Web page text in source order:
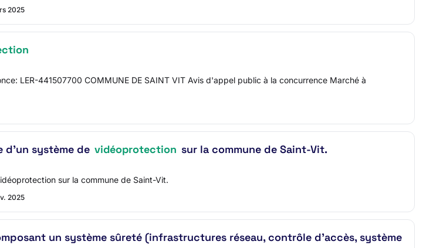
2025
LER-441507700 COMMUNE DE SAINT VIT Avis d'appel public à la concurrence Marché à
d'un système de vidéoprotection sur la commune de Saint-Vit.
sur la commune de Saint-Vit.
2025
un système sûreté (infrastructures réseau, contrôle d'accès, système